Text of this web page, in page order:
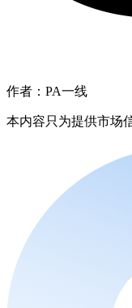
作者：PA一线
本内容只为提供市场